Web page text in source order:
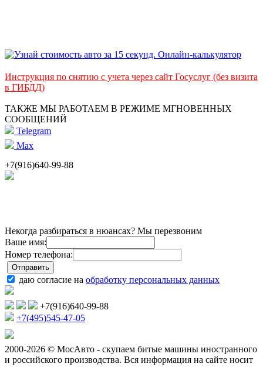
Инструкция по снятию с учета через сайт Госуслуг (без визита
в ГИБДД)
ТАКЖЕ МЫ РАБОТАЕМ В РЕЖИМЕ МГНОВЕННЫХ
СООБЩЕНИЙ
Telegram
Max
+7(916)640-99-88
Некогда разбираться в нюансах? Мы перезвоним
Ваше имя:
Номер телефона:
даю согласие на обработку персональных данных
+7(916)640-99-88
+7(495)545-47-05
2000-2026 © МосАвто - скупаем битые машины иностранного
и российского производства. Вся информация на сайте носит